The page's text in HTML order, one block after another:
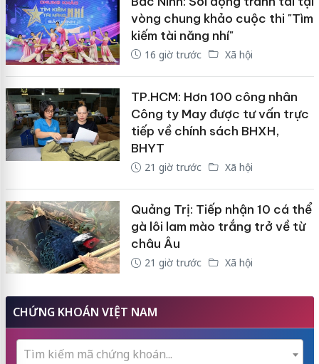
vòng chung khảo cuộc thi "Tìm
kiếm tài năng nhí"
16 giờ trước Xã hội
TP.HCM: Hơn 100 công nhân
Công ty May được tư vấn trực
tiếp về chính sách BHXH,
BHYT
21 giờ trước Xã hội
Quảng Trị: Tiếp nhận 10 cá thể
gà lôi lam mào trắng trở về từ
châu Âu
21 giờ trước Xã hội
CHỨNG KHOÁN VIỆT NAM
Tìm kiếm mã chứng khoán...